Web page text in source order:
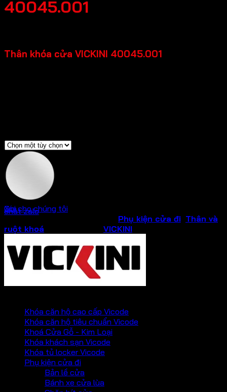
40045.001
Thân khóa cửa VICKINI 40045.001
Xóa
chat zalo
Gọi cho chúng tôi
Phụ kiện cửa đi Thân và
ruột khoá
VICKINI
Khóa căn hộ cao cấp Vicode
Khóa căn hộ tiêu chuẩn Vicode
Khoá Cửa Gỗ - Kim Loại
Khóa khách sạn Vicode
Khóa tủ locker Vicode
Phụ kiện cửa đi
Bản lề cửa
Bánh xe cửa lùa